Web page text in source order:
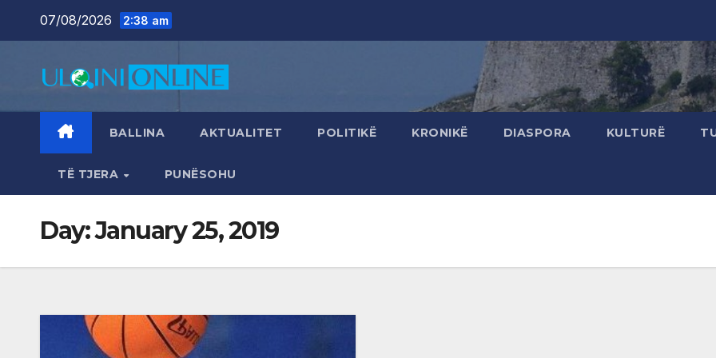
07/08/2026 2:38 am
BALLINA AKTUALITET POLITIKË KRONIKË DIASPORA KULTURË
TË TJERA PUNËSOHU
Day:January 25, 2019